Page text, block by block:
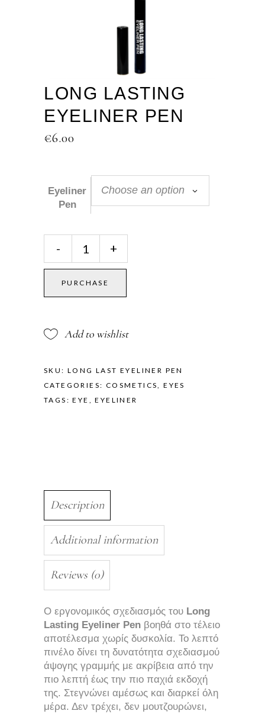
LONG LASTING
EYELINER PEN
€6.00
Eyeliner
Pen
Choose an option
Eyeliner
quantity
- +
PURCHASE
Add to wishlist
SKU: LONG LAST EYELINER PEN
CATEGORIES: COSMETICS,EYES
TAGS:EYE ,EYELINER
Description
Additional information
Reviews (0)
Ο εργονομικός σχεδιασμός του Long
Lasting Eyeliner Pen βοηθά στο τέλειο
αποτέλεσμα χωρίς δυσκολία. Το λεπτό
πινέλο δίνει τη δυνατότητα σχεδιασμού
άψογης γραμμής με ακρίβεια από την
πιο λεπτή έως την πιο παχιά εκδοχή
της. Στεγνώνει αμέσως και διαρκεί όλη
μέρα. Δεν τρέχει, δεν μουτζουρώνει,